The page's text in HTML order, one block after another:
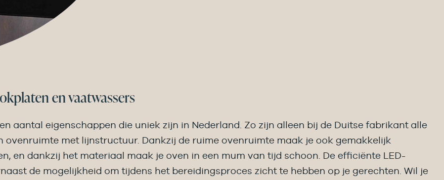
en vaatwassers
aantal eigenschappen die uniek zijn in Nederland. Zo zijn alleen bij de Duitse fabrikant alle
met lijnstructuur. Dankzij de ruime ovenruimte maak je ook gemakkelijk
en dankzij het materiaal maak je oven in een mum van tijd schoon. De efficiënte LED-
de mogelijkheid om tijdens het bereidingsproces zicht te hebben op je gerechten. Wil je